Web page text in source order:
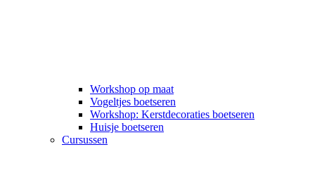
Workshop op maat
Vogeltjes boetseren
Workshop: Kerstdecoraties boetseren
Huisje boetseren
Cursussen